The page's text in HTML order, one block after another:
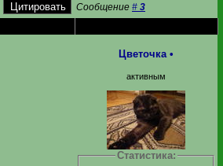
Сообщение # 3
Цветочка •
активным
Статистика: